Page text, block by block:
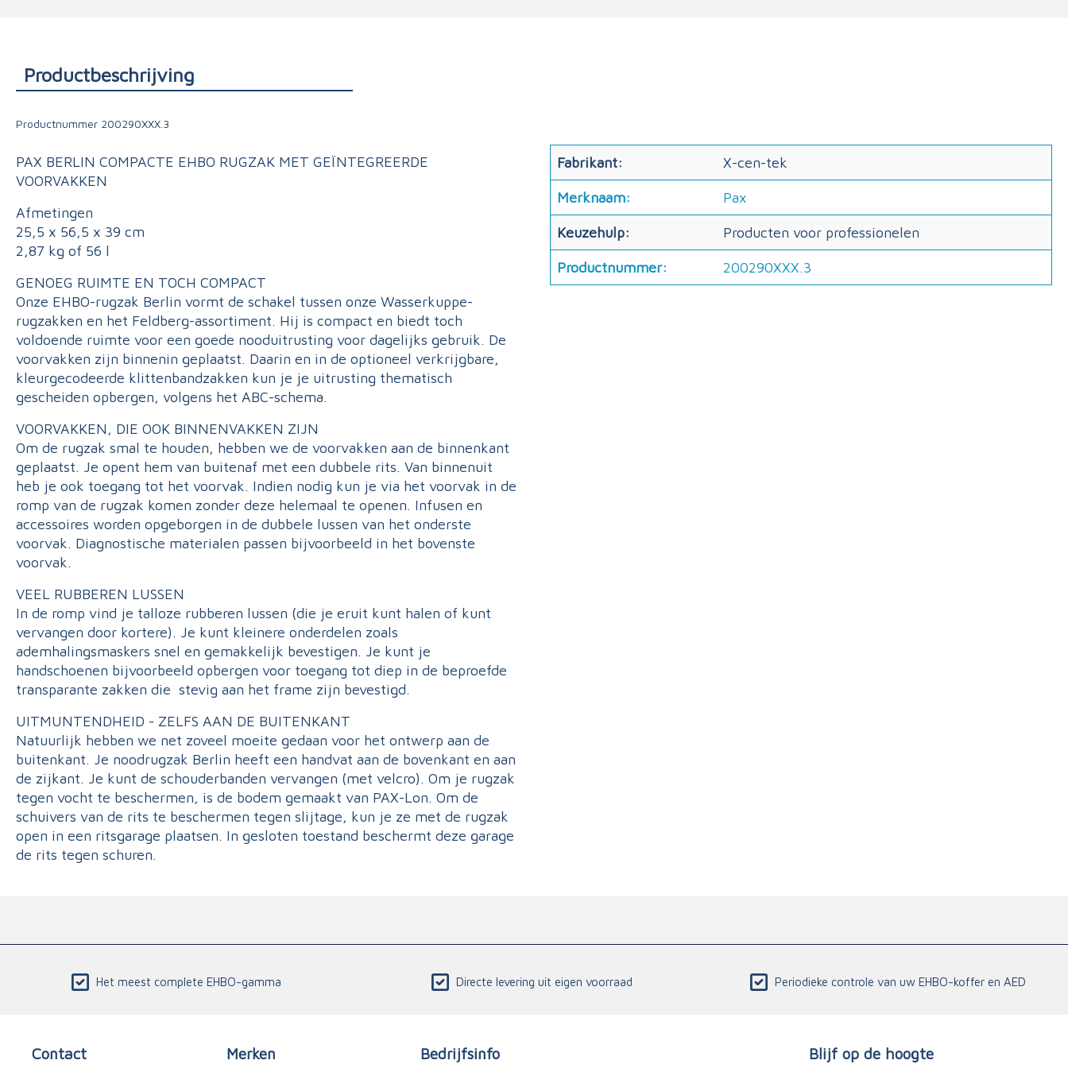
Productbeschrijving
Productnummer 200290XXX.3
PAX BERLIN COMPACTE EHBO RUGZAK MET GEÏNTEGREERDE
VOORVAKKEN
Afmetingen
25,5 x 56,5 x 39 cm
2,87 kg of 56 l
GENOEG RUIMTE EN TOCH COMPACT
Onze EHBO-rugzak Berlin vormt de schakel tussen onze Wasserkuppe-
rugzakken en het Feldberg-assortiment. Hij is compact en biedt toch
voldoende ruimte voor een goede nooduitrusting voor dagelijks gebruik. De
voorvakken zijn binnenin geplaatst. Daarin en in de optioneel verkrijgbare,
kleurgecodeerde klittenbandzakken kun je je uitrusting thematisch
gescheiden opbergen, volgens het ABC-schema.
VOORVAKKEN, DIE OOK BINNENVAKKEN ZIJN
Om de rugzak smal te houden, hebben we de voorvakken aan de binnenkant
geplaatst. Je opent hem van buitenaf met een dubbele rits. Van binnenuit
heb je ook toegang tot het voorvak. Indien nodig kun je via het voorvak in de
romp van de rugzak komen zonder deze helemaal te openen. Infusen en
accessoires worden opgeborgen in de dubbele lussen van het onderste
voorvak. Diagnostische materialen passen bijvoorbeeld in het bovenste
voorvak.
VEEL RUBBEREN LUSSEN
In de romp vind je talloze rubberen lussen (die je eruit kunt halen of kunt
vervangen door kortere). Je kunt kleinere onderdelen zoals
ademhalingsmaskers snel en gemakkelijk bevestigen. Je kunt je
handschoenen bijvoorbeeld opbergen voor toegang tot diep in de beproefde
transparante zakken die stevig aan het frame zijn bevestigd.
UITMUNTENDHEID - ZELFS AAN DE BUITENKANT
Natuurlijk hebben we net zoveel moeite gedaan voor het ontwerp aan de
buitenkant. Je noodrugzak Berlin heeft een handvat aan de bovenkant en aan
de zijkant. Je kunt de schouderbanden vervangen (met velcro). Om je rugzak
tegen vocht te beschermen, is de bodem gemaakt van PAX-Lon. Om de
schuivers van de rits te beschermen tegen slijtage, kun je ze met de rugzak
open in een ritsgarage plaatsen. In gesloten toestand beschermt deze garage
de rits tegen schuren.
Fabrikant: X-cen-tek
Merknaam: Pax
Keuzehulp: Producten voor professionelen
Productnummer: 200290XXX.3
Het meest complete EHBO-gamma Directe levering uit eigen voorraad Periodieke controle van uw EHBO-koffer en AED
Contact Merken Bedrijfsinfo Blijf op de hoogte